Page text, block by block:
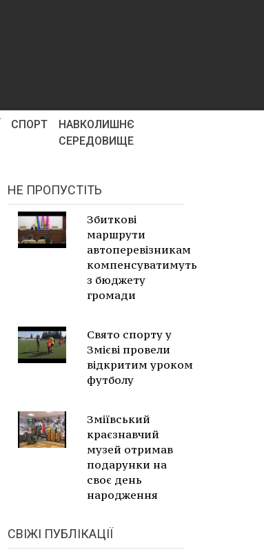
СПОРТ
НАВКОЛИШНЄ
СЕРЕДОВИЩЕ
НЕ ПРОПУСТІТЬ
Збиткові
маршрути
автоперевізникам
компенсуватимуть
з бюджету
громади
Свято спорту у
Змієві провели
відкритим уроком
футболу
Зміївський
краєзнавчий
музей отримав
подарунки на
своє день
народження
СВІЖІ ПУБЛІКАЦІЇ